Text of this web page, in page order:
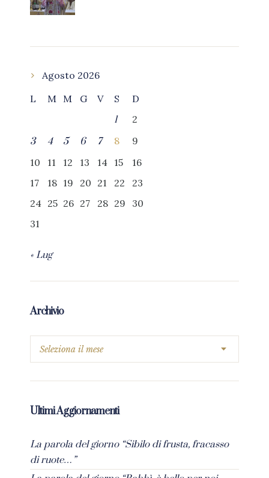
Agosto 2026
L
M M G V S
D
1
2
3
4 5 6 7 8
9
10
11 12 13 14 15
16
17
18 19 20 21 22
23
24 25 26 27 28 29
30
31
« Lug
Archivio
Ultimi Aggiornamenti
La parola del giorno “Sibilo di frusta, fracasso
di ruote…”